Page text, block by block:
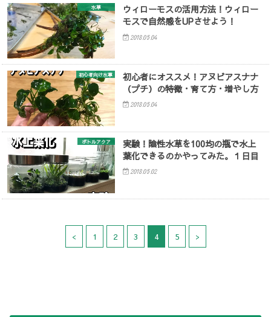
水草
ウィローモスの活用方法！ウィロー
モスで自然感をUPさせよう！
2018.05.04
初心者向け水草
初心者にオススメ！アヌビアスナナ
（プチ）の特徴・育て方・増やし方
2018.05.04
ボトルアクア
実験！陰性水草を100均の瓶で水上
葉化できるのかやってみた。１日目
2018.05.02
< 1 2 3 4 5 >